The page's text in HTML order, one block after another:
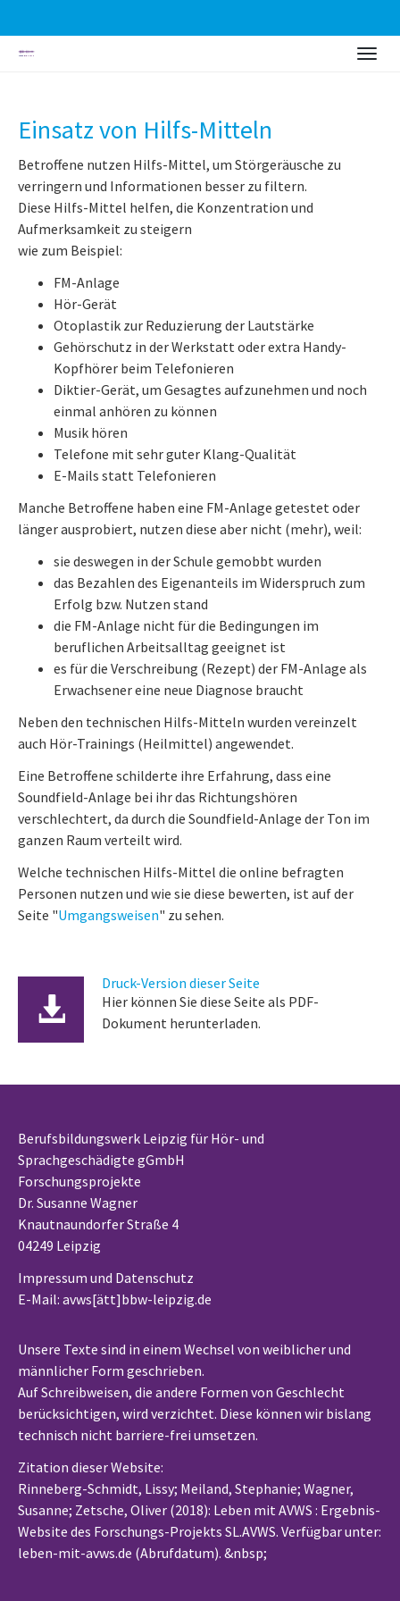
Skip
Einsatz von Hilfs-Mitteln
Betroffene nutzen Hilfs-Mittel, um Störgeräusche zu
verringern und Informationen besser zu filtern.
Diese Hilfs-Mittel helfen, die Konzentration und
Aufmerksamkeit zu steigern
wie zum Beispiel:
FM-Anlage
Hör-Gerät
Otoplastik zur Reduzierung der Lautstärke
Gehörschutz in der Werkstatt oder extra Handy-
Kopfhörer beim Telefonieren
Diktier-Gerät, um Gesagtes aufzunehmen und noch
einmal anhören zu können
Musik hören
Telefone mit sehr guter Klang-Qualität
E-Mails statt Telefonieren
Manche Betroffene haben eine FM-Anlage getestet oder
länger ausprobiert, nutzen diese aber nicht (mehr), weil:
sie deswegen in der Schule gemobbt wurden
das Bezahlen des Eigenanteils im Widerspruch zum
Erfolg bzw. Nutzen stand
die FM-Anlage nicht für die Bedingungen im
beruflichen Arbeitsalltag geeignet ist
es für die Verschreibung (Rezept) der FM-Anlage als
Erwachsener eine neue Diagnose braucht
Neben den technischen Hilfs-Mitteln wurden vereinzelt
auch Hör-Trainings (Heilmittel) angewendet.
Eine Betroffene schilderte ihre Erfahrung, dass eine
Soundfield-Anlage bei ihr das Richtungshören
verschlechtert, da durch die Soundfield-Anlage der Ton im
ganzen Raum verteilt wird.
Welche technischen Hilfs-Mittel die online befragten
Personen nutzen und wie sie diese bewerten, ist auf der
Seite "Umgangsweisen" zu sehen.
Druck-Version dieser Seite
Hier können Sie diese Seite als PDF-
Dokument herunterladen.
Berufsbildungswerk Leipzig für Hör- und
Sprachgeschädigte gGmbH
Forschungsprojekte
Dr. Susanne Wagner
Knautnaundorfer Straße 4
04249 Leipzig
Impressum und Datenschutz
E-Mail: avws[ätt]bbw-leipzig.de
Unsere Texte sind in einem Wechsel von weiblicher und
männlicher Form geschrieben.
Auf Schreibweisen, die andere Formen von Geschlecht
berücksichtigen, wird verzichtet. Diese können wir bislang
technisch nicht barriere-frei umsetzen.
Zitation dieser Website:
Rinneberg-Schmidt, Lissy; Meiland, Stephanie; Wagner,
Susanne; Zetsche, Oliver (2018): Leben mit AVWS : Ergebnis-
Website des Forschungs-Projekts SL.AVWS. Verfügbar unter:
leben-mit-avws.de (Abrufdatum). &nbsp;